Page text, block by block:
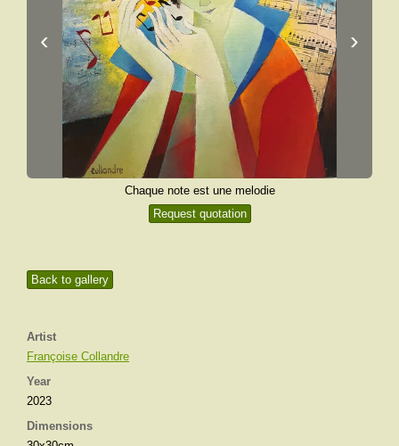
Back to gallery
Artist
Françoise Collandre
Year
2023
Dimensions
‹ ›
Chaque note est une melodie
Request quotation